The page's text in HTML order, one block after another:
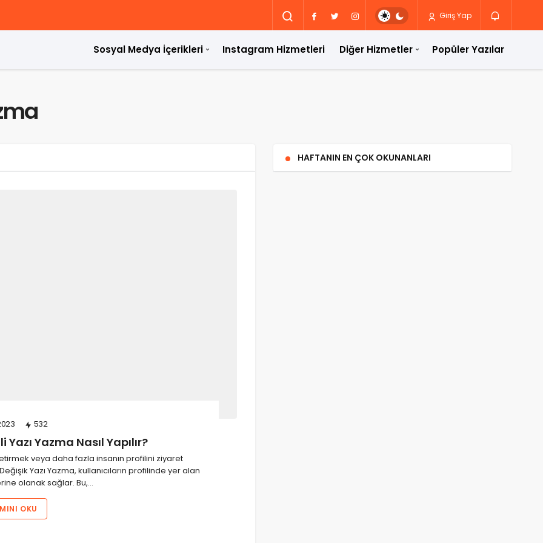
Giriş Yap
Sosyal Medya İçerikleri Instagram Hizmetleri Diğer Hizmetler Popüler Yazılar
532
Yazma Nasıl Yapılır?
veya daha fazla insanın profilini ziyaret
Yazı Yazma, kullanıcıların profilinde yer alan
olanak sağlar. Bu,…
OKU
HAFTANIN EN ÇOK OKUNANLARI